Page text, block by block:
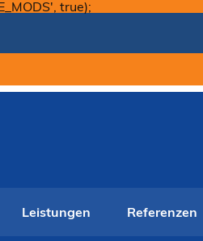
true);
Leistungen Referenzen